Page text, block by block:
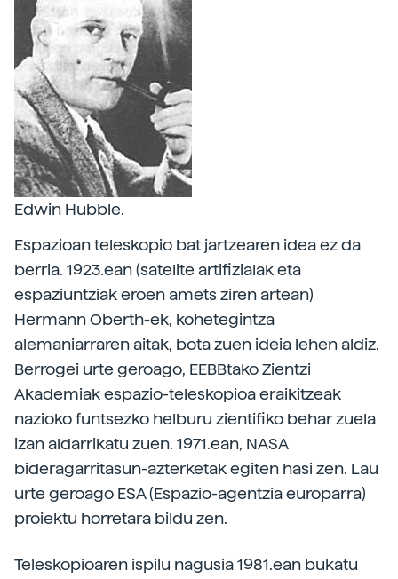
Edwin Hubble.
Espazioan teleskopio bat jartzearen idea ez da
berria. 1923.ean (satelite artifizialak eta
espaziuntziak eroen amets ziren artean)
Hermann Oberth-ek, kohetegintza
alemaniarraren aitak, bota zuen ideia lehen aldiz.
Berrogei urte geroago, EEBBtako Zientzi
Akademiak espazio-teleskopioa eraikitzeak
nazioko funtsezko helburu zientifiko behar zuela
izan aldarrikatu zuen. 1971.ean, NASA
bideragarritasun-azterketak egiten hasi zen. Lau
urte geroago ESA (Espazio-agentzia europarra)
proiektu horretara bildu zen.
Teleskopioaren ispilu nagusia 1981.ean bukatu